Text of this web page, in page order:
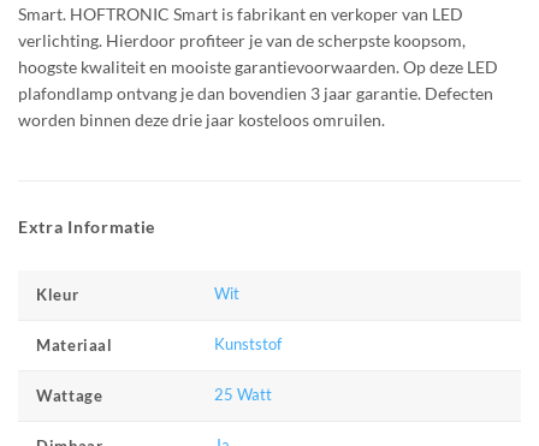
Smart. HOFTRONIC Smart is fabrikant en verkoper van LED
verlichting. Hierdoor profiteer je van de scherpste koopsom,
hoogste kwaliteit en mooiste garantievoorwaarden. Op deze LED
plafondlamp ontvang je dan bovendien 3 jaar garantie. Defecten
worden binnen deze drie jaar kosteloos omruilen.
Extra Informatie
Kleur Wit
Materiaal Kunststof
Wattage 25 Watt